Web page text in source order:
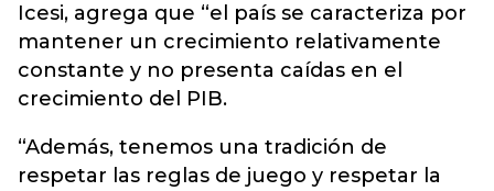
Icesi, agrega que “el país se caracteriza por
mantener un crecimiento relativamente
constante y no presenta caídas en el
crecimiento del PIB.
“Además, tenemos una tradición de
respetar las reglas de juego y respetar la